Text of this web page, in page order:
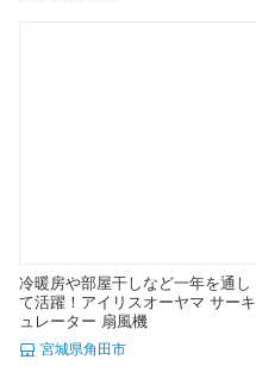
冷暖房や部屋干しなど一年を通し
て活躍！アイリスオーヤマ サーキ
ュレーター 扇風機
宮城県角田市